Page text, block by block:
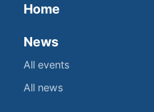
Home
News
All events
All news